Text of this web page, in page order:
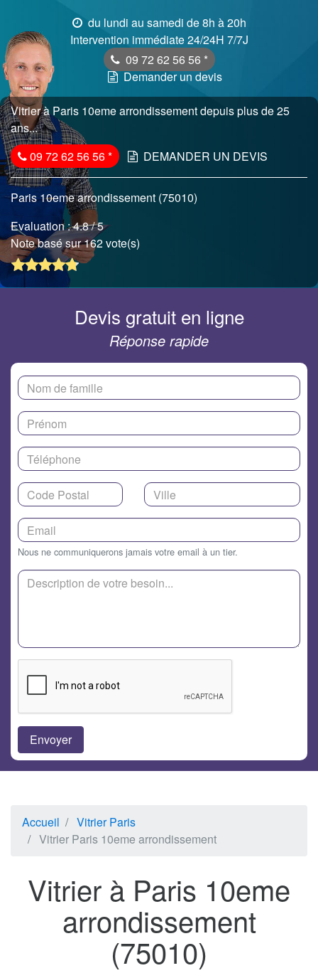
du lundi au samedi de 8h à 20h
Intervention immédiate 24/24H 7/7J
09 72 62 56 56 *
Demander un devis
Vitrier à Paris 10eme arrondissement depuis plus de 25
ans...
09 72 62 56 56* DEMANDER UN DEVIS
Paris 10eme arrondissement (75010)
Evaluation :4.8/ 5
Note basé sur 162 vote(s)
Devis gratuit en ligne
Réponse rapide
Nous ne communiquerons jamais votre email à un tier.
Accueil
Vitrier Paris
Vitrier Paris 10eme arrondissement
Vitrier à Paris 10eme
arrondissement
(75010)